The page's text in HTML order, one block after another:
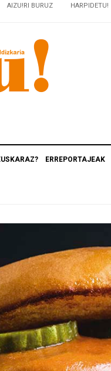
AIZU!RI BURUZ HARPIDETU!
ERREPORTAJEAK